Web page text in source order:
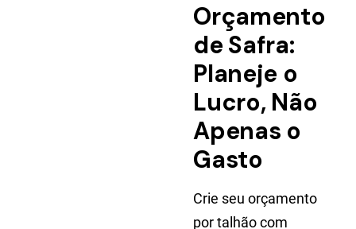
Orçamento
de Safra:
Planeje o
Lucro, Não
Apenas o
Gasto
Crie seu orçamento
por talhão com